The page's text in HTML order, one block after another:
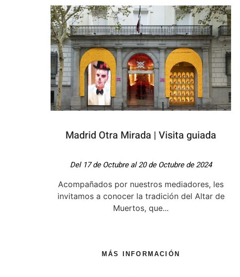
Madrid Otra Mirada | Visita guiada
Del 17 de Octubre al 20 de Octubre de 2024
Acompañados por nuestros mediadores, les
invitamos a conocer la tradición del Altar de
Muertos, que...
MÁS INFORMACIÓN